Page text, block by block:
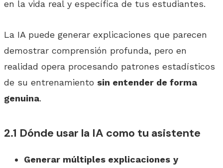
en la vida real y específica de tus estudiantes.
La IA puede generar explicaciones que parecen
demostrar comprensión profunda, pero en
realidad opera procesando patrones estadísticos
de su entrenamiento sin entender de forma
genuina.
2.1 Dónde usar la IA como tu asistente
Generar múltiples explicaciones y